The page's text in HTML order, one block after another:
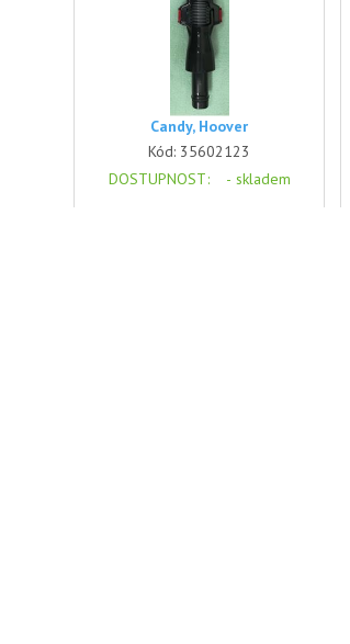
Candy, Hoover
Kód: 35602123
DOSTUPNOST: - skladem